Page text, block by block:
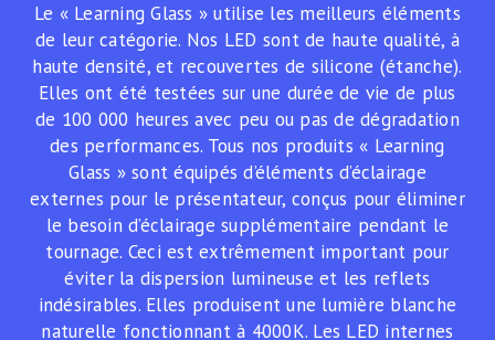
Le « Learning Glass » utilise les meilleurs éléments
de leur catégorie. Nos LED sont de haute qualité, à
haute densité, et recouvertes de silicone (étanche).
Elles ont été testées sur une durée de vie de plus
de 100 000 heures avec peu ou pas de dégradation
des performances. Tous nos produits « Learning
Glass » sont équipés d’éléments d’éclairage
externes pour le présentateur, conçus pour éliminer
le besoin d’éclairage supplémentaire pendant le
tournage. Ceci est extrêmement important pour
éviter la dispersion lumineuse et les reflets
indésirables. Elles produisent une lumière blanche
naturelle fonctionnant à 4000K. Les LED internes